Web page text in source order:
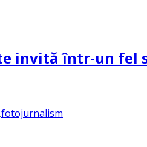
invită într-un fel
,fotojurnalism